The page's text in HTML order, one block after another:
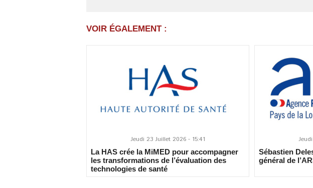
VOIR ÉGALEMENT :
Jeudi 23 Juillet 2026 - 15:41
La HAS crée la MiMED pour accompagner
les transformations de l’évaluation des
technologies de santé
Sébastien
général de